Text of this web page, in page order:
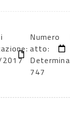
Numero
atto:
Determina
747